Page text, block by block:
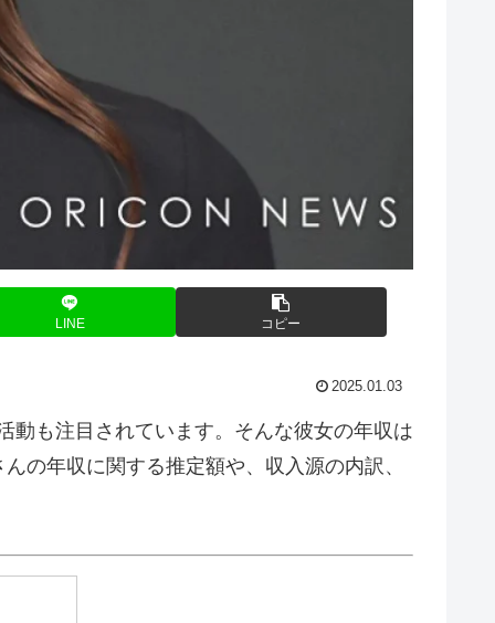
LINE コピー
2025.01.03
動も注目されています。そんな彼女の年収は
の年収に関する推定額や、収入源の内訳、